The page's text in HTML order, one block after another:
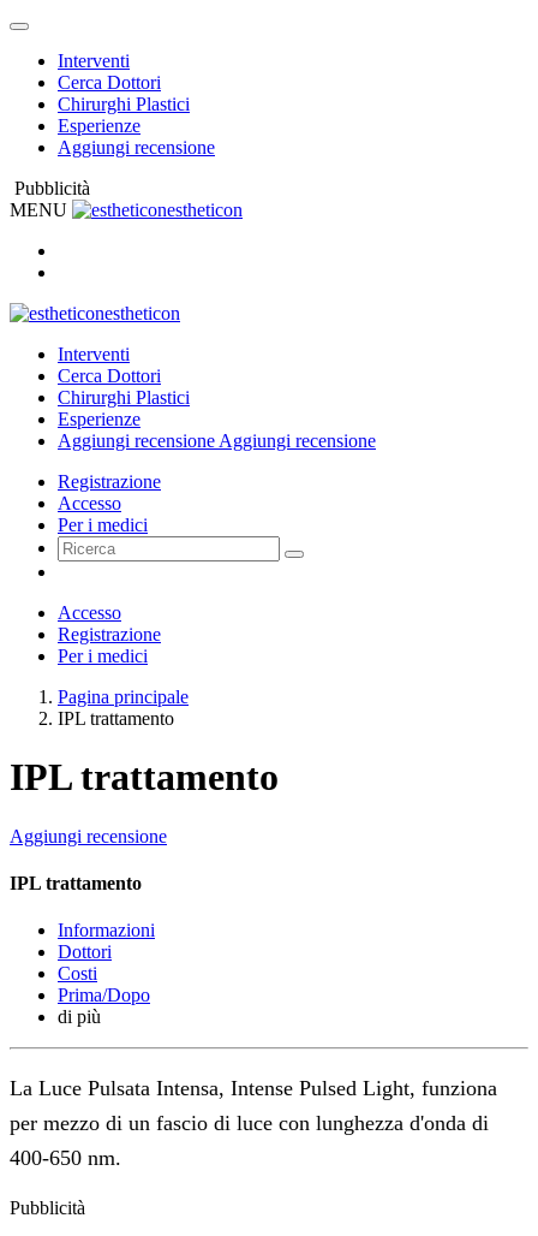
Interventi
Cerca Dottori
Chirurghi Plastici
Esperienze
Aggiungi recensione
Pubblicità
MENU
estheticon
estheticon
Interventi
Cerca Dottori
Chirurghi Plastici
Esperienze
Aggiungi recensione Aggiungi recensione
Registrazione
Accesso
Per i medici
Accesso
Registrazione
Per i medici
Pagina principale
IPL trattamento
IPL trattamento
Aggiungi recensione
IPL trattamento
Informazioni
Dottori
Costi
Prima/Dopo
di più
La Luce Pulsata Intensa, Intense Pulsed Light, funziona
per mezzo di un fascio di luce con lunghezza d'onda di
400-650 nm.
Pubblicità